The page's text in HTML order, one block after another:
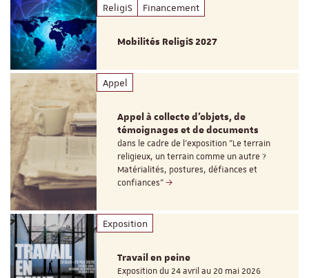
ReligiS Financement
Mobilités ReligiS 2027
Appel
Appel à collecte d'objets, de
témoignages et de documents
dans le cadre de l'exposition "Le terrain
religieux, un terrain comme un autre ?
Matérialités, postures, défiances et
confiances"
Exposition
Travail en peine
Exposition du 24 avril au 20 mai 2026